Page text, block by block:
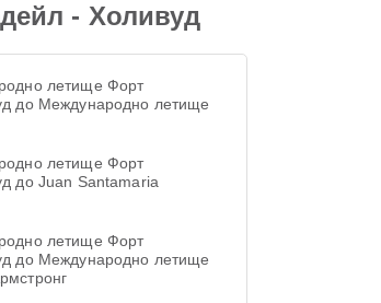
- Холивуд
летище Форт
до Международно летище
летище Форт
до Juan Santamaria
летище Форт
до Международно летище